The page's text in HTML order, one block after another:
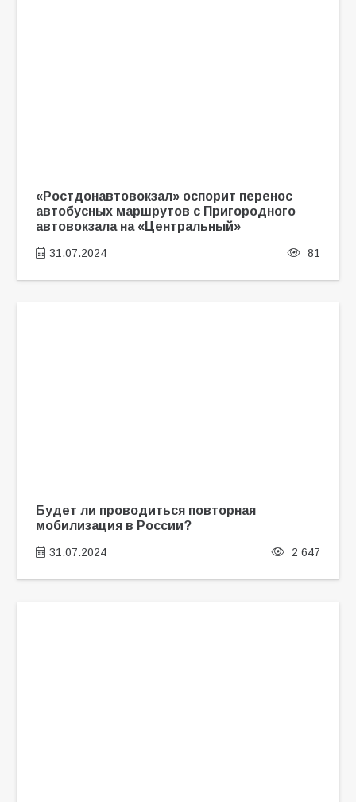
«Ростдонавтовокзал» оспорит перенос
автобусных маршрутов с Пригородного
автовокзала на «Центральный»
31.07.2024 81
Будет ли проводиться повторная
мобилизация в России?
31.07.2024 2 647